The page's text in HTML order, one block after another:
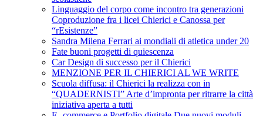
Linguaggio del corpo come incontro tra generazioni
Coproduzione fra i licei Chierici e Canossa per
“rEsistenze”
Sandra Milena Ferrari ai mondiali di atletica under 20
Fate buoni progetti di quiescenza
Car Design di successo per il Chierici
MENZIONE PER IL CHIERICI AL WE WRITE
Scuola diffusa: il Chierici la realizza con in
“QUADERNISTI” Arte d’impronta per ritrarre la città
iniziativa aperta a tutti